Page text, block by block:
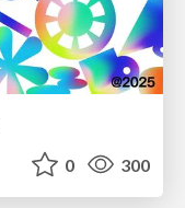
0 300